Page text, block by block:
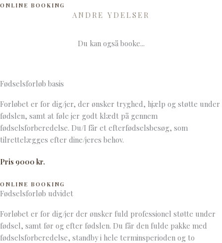
ONLINE BOOKING
ANDRE YDELSER
Du kan også booke...
Fødselsforløb basis
Forløbet er for dig/jer, der ønsker tryghed, hjælp og støtte under
fødslen, samt at føle jer godt klædt på gennem
fødselsforberedelse. Du/I får et efterfødselsbesøg, som
tilrettelægges efter dine/jeres behov.
Pris 9000 kr.
ONLINE BOOKING
Fødselsforløb udvidet
Forløbet er for dig/jer der ønsker fuld professionel støtte under
fødsel, samt før og efter fødslen. Du får den fulde pakke med
fødselsforberedelse, standby i hele terminsperioden og to